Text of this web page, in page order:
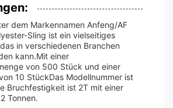
dem Markennamen Anfeng/AF
Sling ist ein vielseitiges
in verschiedenen Branchen
kann.Mit einer
von 500 Stück und einer
10 StückDas Modellnummer ist
Bruchfestigkeit ist 2T mit einer
Tonnen.